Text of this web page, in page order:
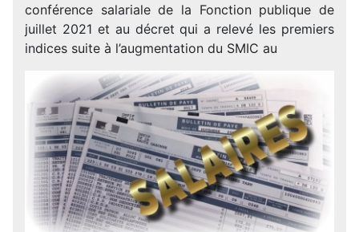
conférence salariale de la Fonction publique de
juillet 2021 et au décret qui a relevé les premiers
indices suite à l’augmentation du SMIC au